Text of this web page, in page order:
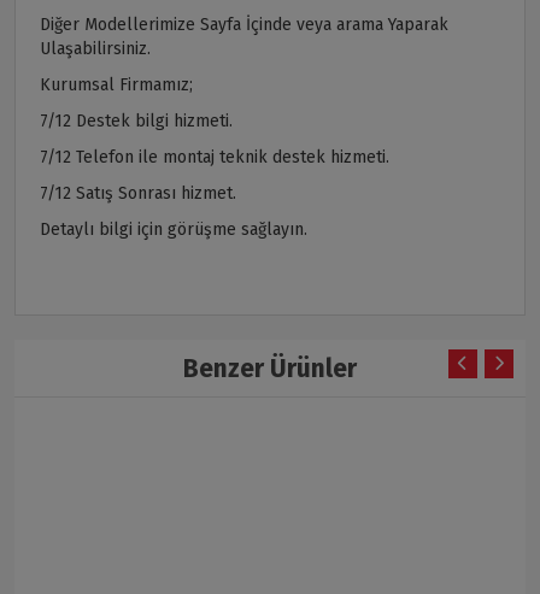
Diğer Modellerimize Sayfa İçinde veya arama Yaparak
Ulaşabilirsiniz.
Kurumsal Firmamız;
7/12 Destek bilgi hizmeti.
7/12 Telefon ile montaj teknik destek hizmeti.
7/12 Satış Sonrası hizmet.
Detaylı bilgi için görüşme sağlayın.
Benzer Ürünler